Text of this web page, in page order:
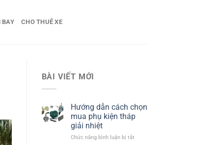
BAY CHO THUÊ XE
BÀI VIẾT MỚI
Hướng dẫn cách chọn
mua phụ kiện tháp
giải nhiệt​
Chức năng bình luận bị tắtở